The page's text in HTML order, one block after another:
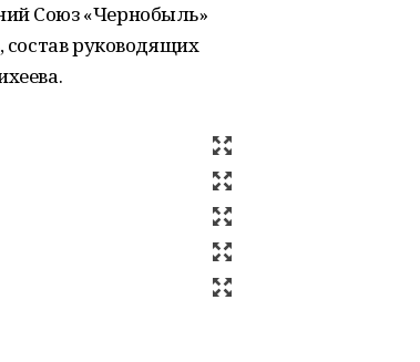
Союз «Чернобыль»
руководящих